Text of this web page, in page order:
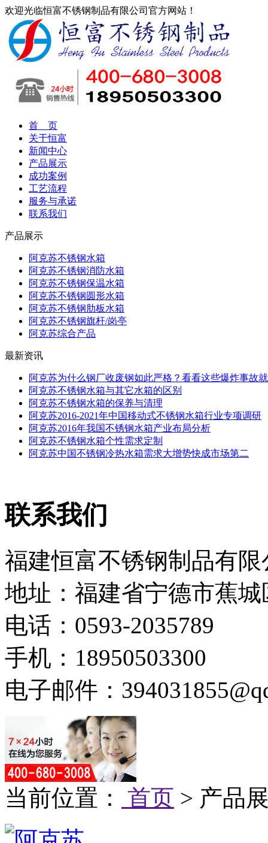
欢迎光临恒富不锈钢制品有限公司官方网站！
首 页
关于恒富
新闻中心
产品展示
成功案例
工艺流程
服务与承诺
联系我们
产品展示
阿克苏不锈钢水箱
阿克苏不锈钢消防水箱
阿克苏不锈钢保温水箱
阿克苏不锈钢圆形水箱
阿克苏不锈钢肋板水箱
阿克苏不锈钢旗杆/岗亭
阿克苏综合产品
最新资讯
阿克苏为什么钢厂收废钢如此严格？看看这些爆炸事故
阿克苏不锈钢水箱与其它水箱的区别
阿克苏不锈钢水箱的保养与清理
阿克苏2016-2021年中国移动式不锈钢水箱行业专项调研
阿克苏2016年我国不锈钢水箱产业布局分析
阿克苏不锈钢水箱个性需求定制
阿克苏中国不锈钢冷热水箱需求大增势快成市场第二
联系我们
福建恒富不锈钢制品有限
地址：福建省宁德市蕉城
电话：0593-2035789
手机：18950503300
电子邮件：
当前位置： 首页 > 产品